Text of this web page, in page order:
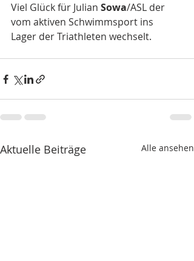
Viel Glück für Julian Sowa/ASL der
vom aktiven Schwimmsport ins
Lager der Triathleten wechselt.
Aktuelle Beiträge Alle ansehen